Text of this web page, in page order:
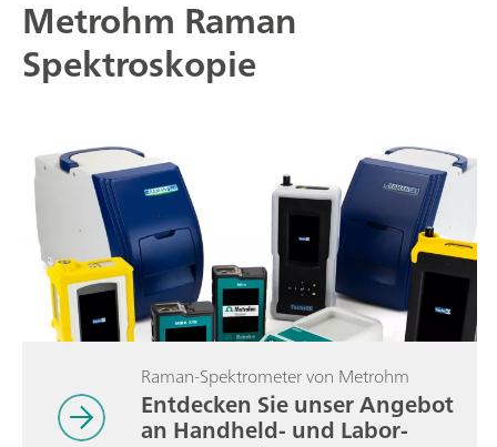
Metrohm Raman
Spektroskopie
Raman-Spektrometer von Metrohm
Entdecken Sie unser Angebot
an Handheld- und Labor-